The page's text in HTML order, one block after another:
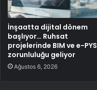
İnşaatta dijital dönem
başlıyor… Ruhsat
projelerinde BIM ve e-PYS
zorunluluğu geliyor
Ağustos 6, 2026